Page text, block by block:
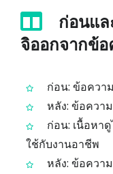
ก่อนแล
จิออกจากข้อ
ก่อน: ข้อควา
หลัง: ข้อควา
ก่อน: เนื้อหา
ใช้กับงานอาชีพ
หลัง: ข้อควา